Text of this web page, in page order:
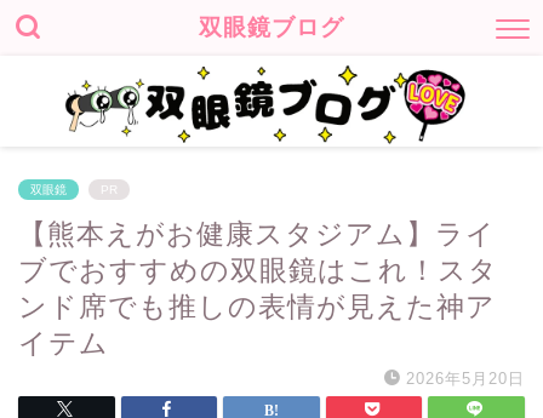
双眼鏡ブログ
双眼鏡 PR
【熊本えがお健康スタジアム】ライ
ブでおすすめの双眼鏡はこれ！スタ
ンド席でも推しの表情が見えた神ア
イテム
2026年5月20日